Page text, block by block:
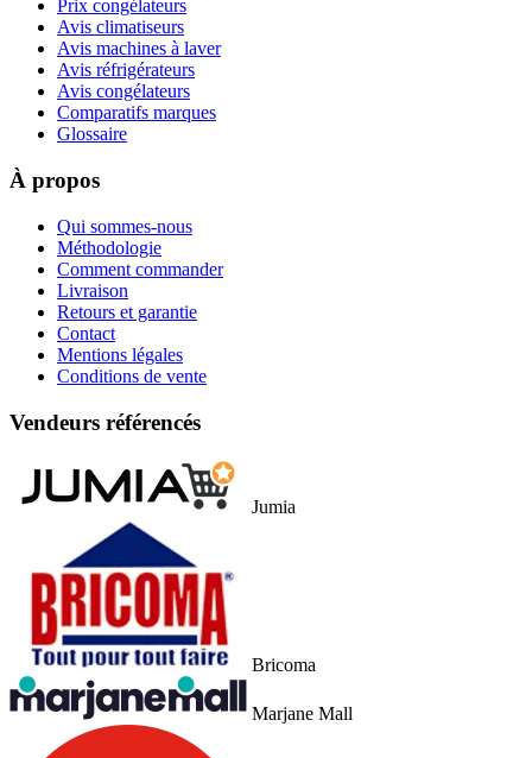
Prix congélateurs
Avis climatiseurs
Avis machines à laver
Avis réfrigérateurs
Avis congélateurs
Comparatifs marques
Glossaire
À propos
Qui sommes-nous
Méthodologie
Comment commander
Livraison
Retours et garantie
Contact
Mentions légales
Conditions de vente
Vendeurs référencés
Jumia
Bricoma
Marjane Mall